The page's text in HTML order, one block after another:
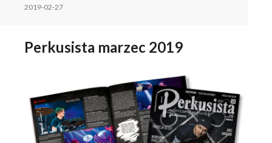
2019-02-27
Perkusista marzec 2019